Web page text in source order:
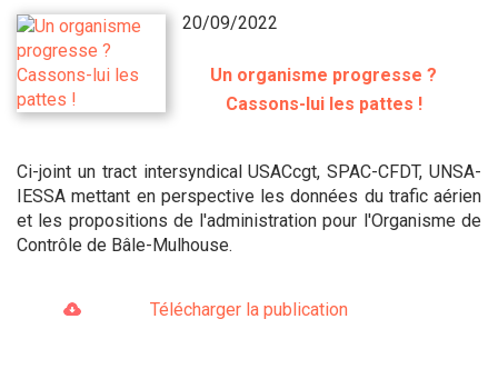
20/09/2022
Un organisme progresse ?
Cassons-lui les pattes !
Ci-joint un tract intersyndical USACcgt, SPAC-CFDT, UNSA-
IESSA mettant en perspective les données du trafic aérien
et les propositions de l'administration pour l'Organisme de
Contrôle de Bâle-Mulhouse.
Télécharger la publication